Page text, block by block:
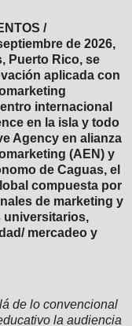
/
de 2026,
Puerto Rico, se
aplicada con
internacional
en la isla y todo
Agency en alianza
(AEN) y
de Caguas, el
compuesta por
de marketing y
universitarios,
mercadeo y
de lo convencional
la audiencia